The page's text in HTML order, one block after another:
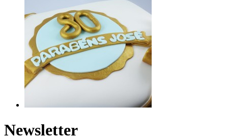
Newsletter